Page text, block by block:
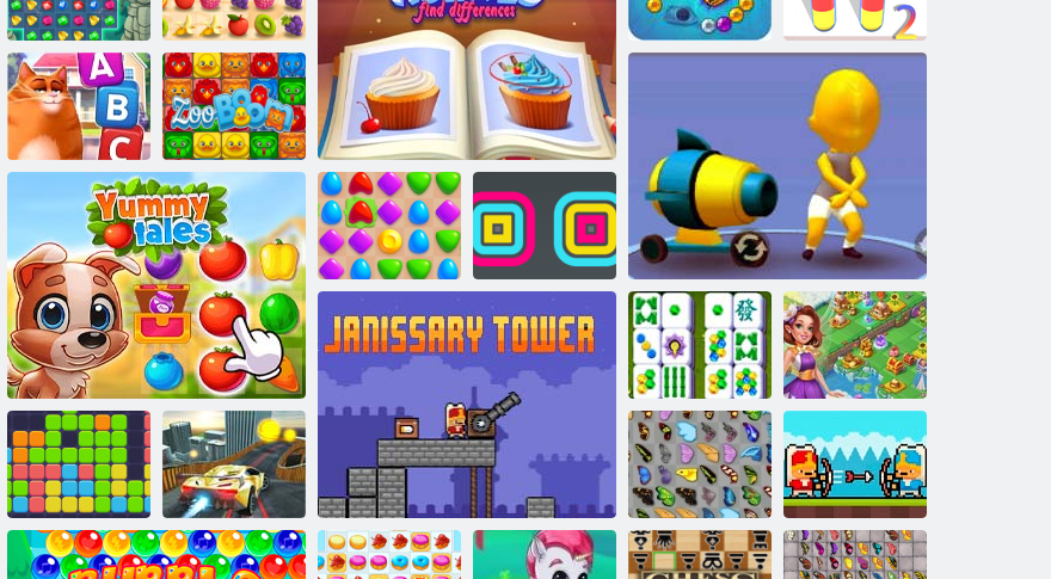
Skydom
2048 mingi
Cookie Crush 3
grădină
suculente
Linia 98
Jewels Blitz 3 Dash suculent
Rachel Holmes: Găsiți diferențe
Oceanul Zumba
Puzzle de sortare
a apei 2
Kitty Scramble
Surfer de tun
Zoo Boom
Meci de Arena Stivuitor pătrat
Povestea lui
Mahjong
Fairyland
Fuzion & Magic